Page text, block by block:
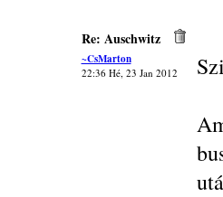
Re: Auschwitz
~CsMarton
22:36 Hé, 23 Jan 2012